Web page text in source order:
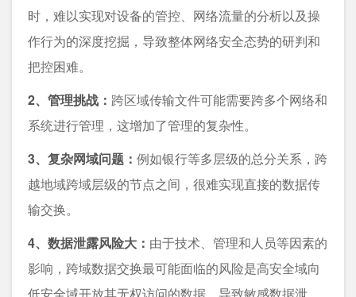
时，难以实现对设备的管控、网络流量的分析以及操
作行为的深度挖掘，导致整体网络安全态势的研判和
把控困难。
2、管理挑战： 跨区域传输文件可能需要跨多个网络和
系统进行管理，这增加了管理的复杂性。
3、复杂网域问题： 例如银行等多层级的总分关系，跨
越地域跨域层级的节点之间，很难实现直接的数据传
输交换。
4、数据泄露风险大： 由于技术、管理和人员等因素的
影响，跨域数据交换最可能面临的风险是高安全域向
低安全域开放其无权访问的数据，导致敏感数据泄